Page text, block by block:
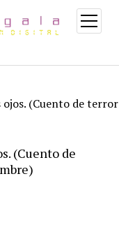
abrir
menú
ojos. (Cuento de terror
(Cuento de